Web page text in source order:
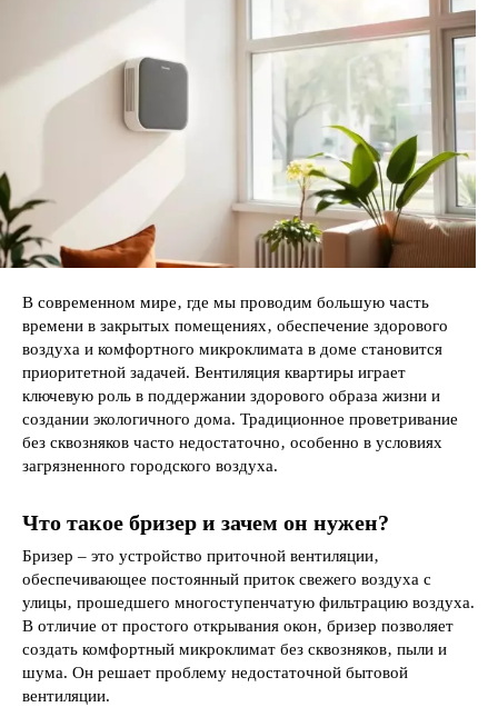
В современном мире‚ где мы проводим большую часть
времени в закрытых помещениях‚ обеспечение здорового
воздуха и комфортного микроклимата в доме становится
приоритетной задачей. Вентиляция квартиры играет
ключевую роль в поддержании здорового образа жизни и
создании экологичного дома. Традиционное проветривание
без сквозняков часто недостаточно‚ особенно в условиях
загрязненного городского воздуха.
Что такое бризер и зачем он нужен?
Бризер – это устройство приточной вентиляции‚
обеспечивающее постоянный приток свежего воздуха с
улицы‚ прошедшего многоступенчатую фильтрацию воздуха.
В отличие от простого открывания окон‚ бризер позволяет
создать комфортный микроклимат без сквозняков‚ пыли и
шума. Он решает проблему недостаточной бытовой
вентиляции.